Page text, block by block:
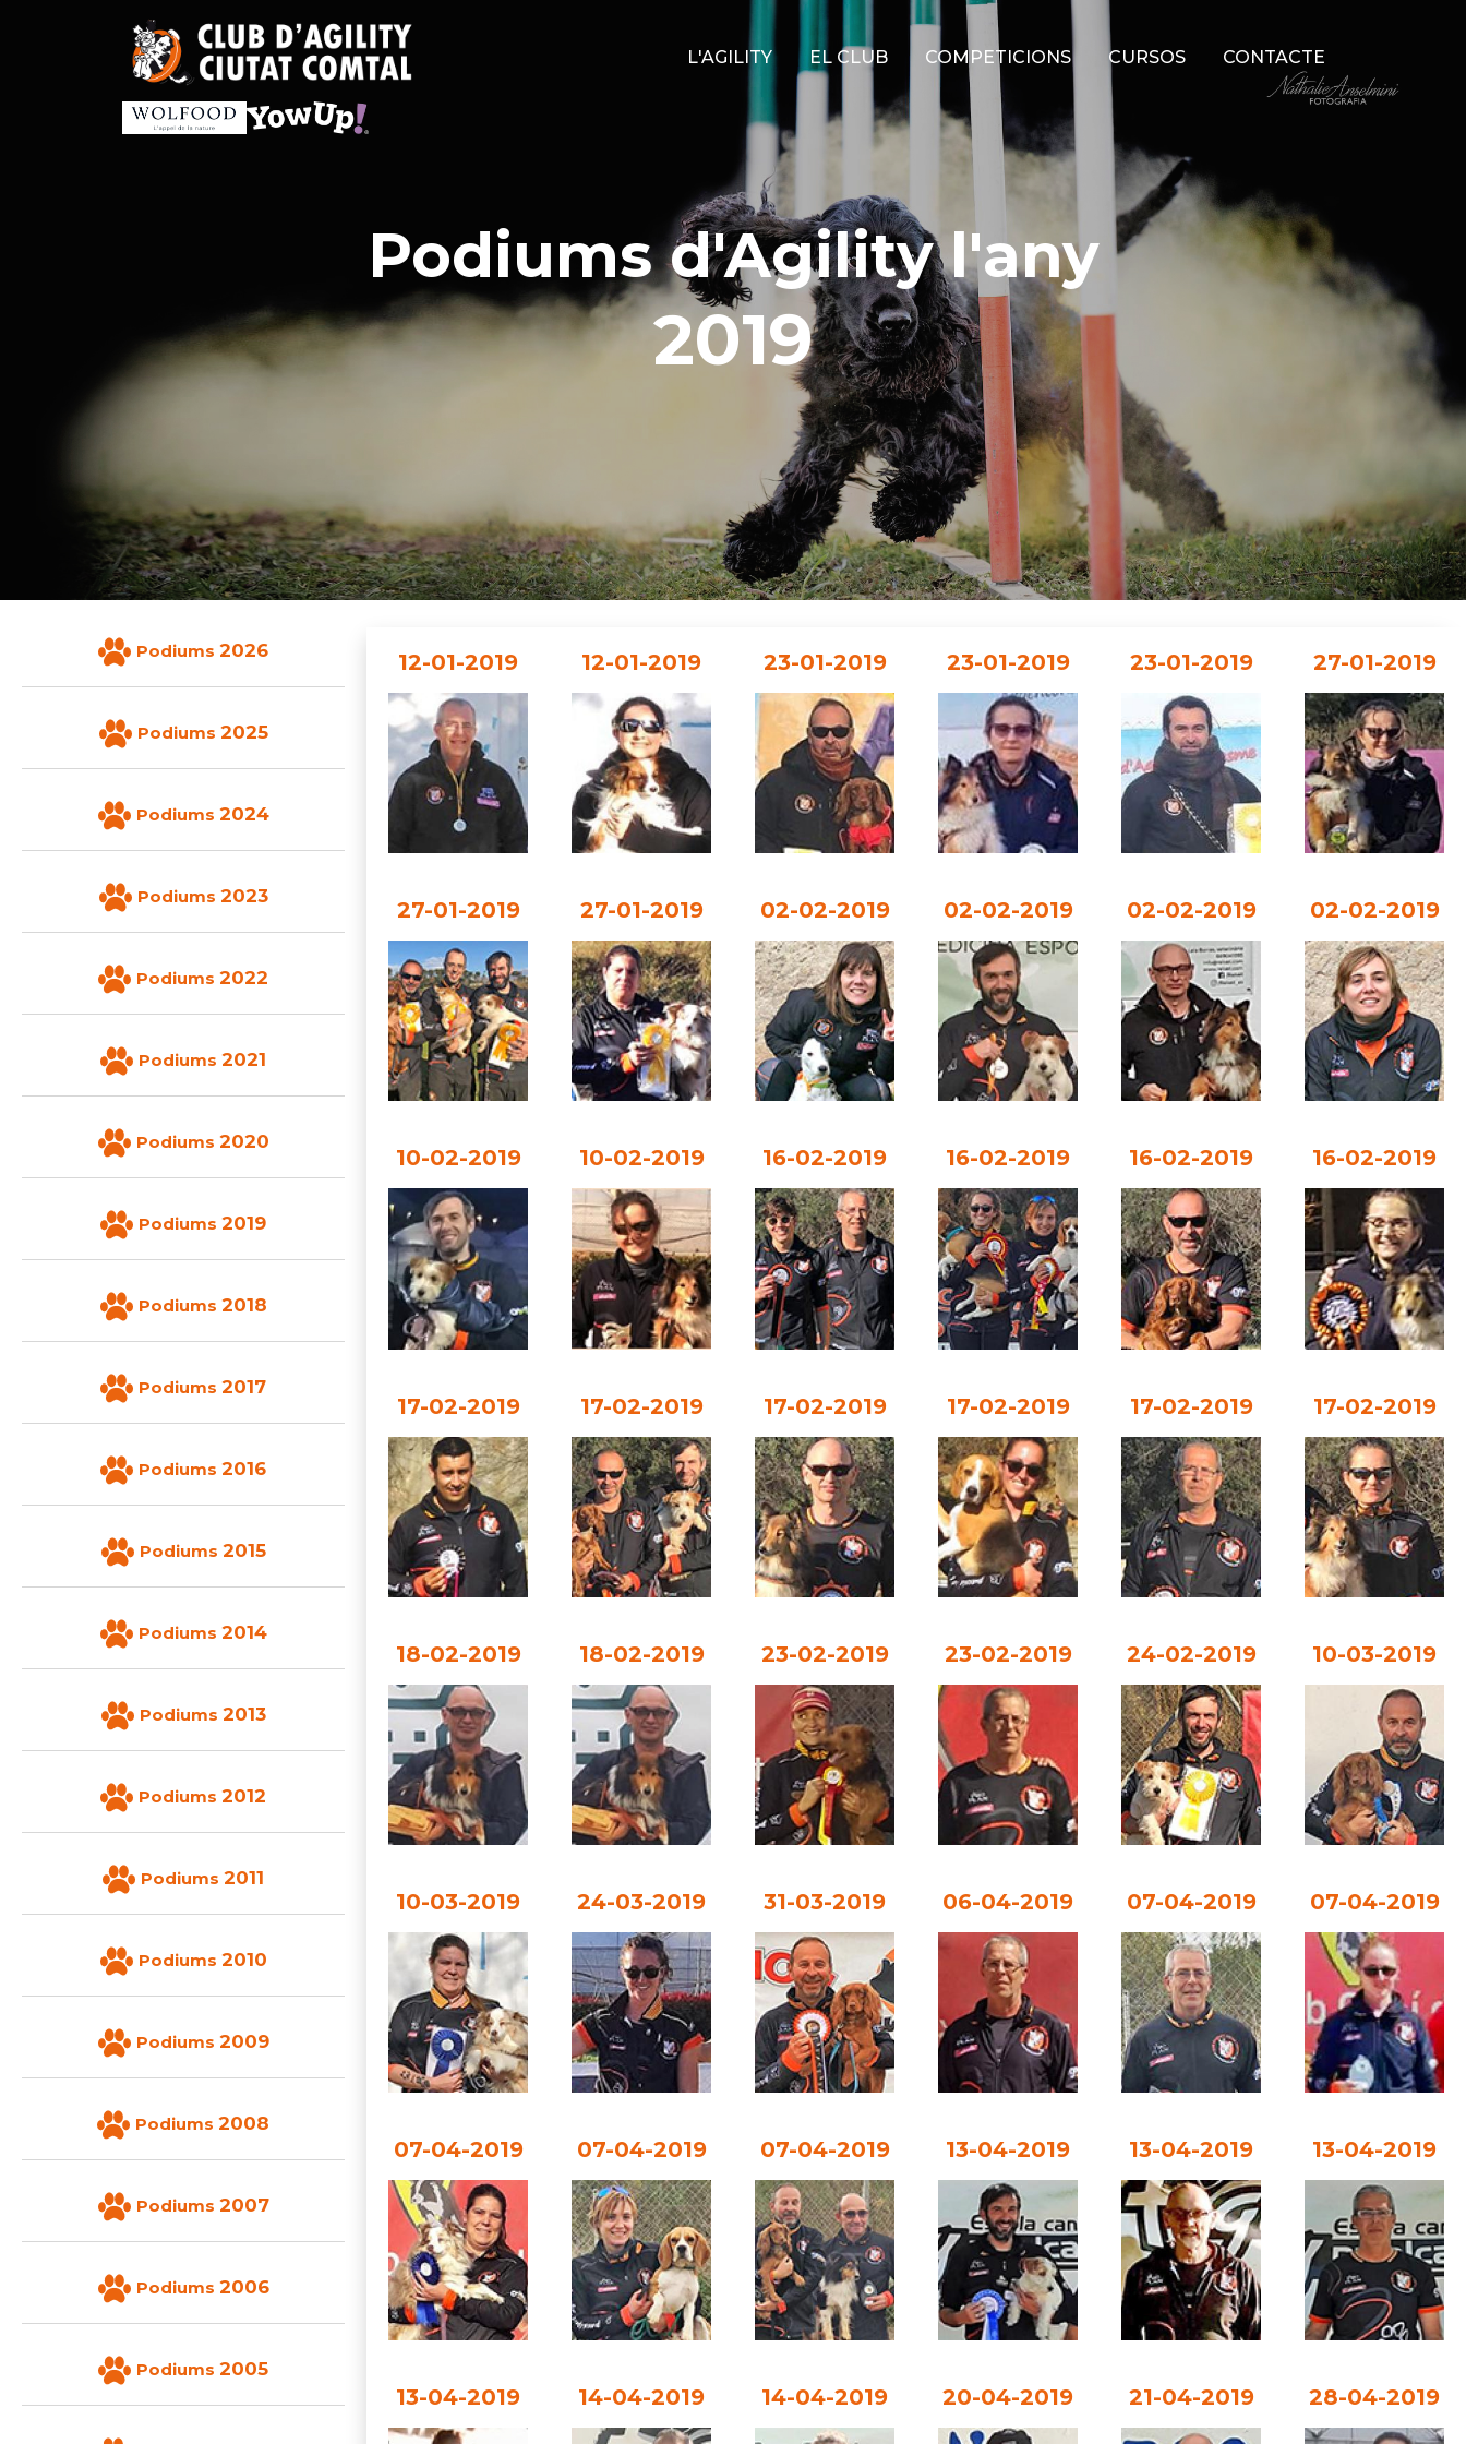
navigation
L'AGILITY EL CLUB COMPETICIONS CURSOS CONTACTE
Podiums d'Agility l'any
2019
Podiums 2026
Podiums 2025
Podiums 2024
Podiums 2023
Podiums 2022
Podiums 2021
Podiums 2020
Podiums 2019
Podiums 2018
Podiums 2017
Podiums 2016
Podiums 2015
Podiums 2014
Podiums 2013
Podiums 2012
Podiums 2011
Podiums 2010
Podiums 2009
Podiums 2008
Podiums 2007
Podiums 2006
Podiums 2005
12-01-2019 12-01-2019 23-01-2019 23-01-2019 23-01-2019 27-01-2019
27-01-2019 27-01-2019 02-02-2019 02-02-2019 02-02-2019 02-02-2019
10-02-2019 10-02-2019 16-02-2019 16-02-2019 16-02-2019 16-02-2019
17-02-2019 17-02-2019 17-02-2019 17-02-2019 17-02-2019 17-02-2019
18-02-2019 18-02-2019 23-02-2019 23-02-2019 24-02-2019 10-03-2019
10-03-2019 24-03-2019 31-03-2019 06-04-2019 07-04-2019 07-04-2019
07-04-2019 07-04-2019 07-04-2019 13-04-2019 13-04-2019 13-04-2019
13-04-2019 14-04-2019 14-04-2019 20-04-2019 21-04-2019 28-04-2019